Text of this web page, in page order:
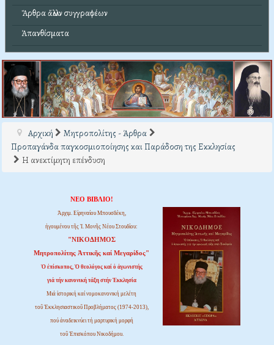
Ἄρθρα ἄλλων συγγραφέων
Ἀπανθίσματα
Αρχική
Μητροπολίτης - Άρθρα
Προπαγάνδα παγκοσμιοποίησης και Παράδοση της Εκκλησίας
Η ανεκτίμητη επένδυση
ΝΕΟ ΒΙΒΛΙΟ!
Ἀρχιμ. Εἰρηναίου Μπουσδέκη,
ἡγουμένου τῆς Ἱ. Μονῆς Νέου Στουδίου:
"ΝΙΚΟΔΗΜΟΣ
Μητροπολίτης Ἀττικῆς καί Μεγαρίδος"
Ὁ ἐπίσκοπος, Ὁ θεολόγος καί ὁ ἀγωνιστής
γιά τήν κανονική τάξη στήν Ἐκκλησία
Μιά ἱστορική καί νομοκανονική μελέτη
τοῦ Ἐκκλησιαστικοῦ Προβλήματος (1974-2013),
πού ἀναδεικνύει τή μαρτυρική μορφή
τοῦ Ἐπισκόπου Νικοδήμου.